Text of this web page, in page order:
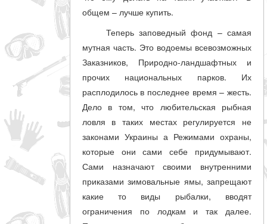
общем – лучше купить.
Теперь заповедный фонд – самая
мутная часть. Это водоемы всевозможных
Заказников, Природно-ландшафтных и
прочих национальных парков. Их
расплодилось в последнее время – жесть.
Дело в том, что любительская рыбная
ловля в таких местах регулируется не
законами Украины а Режимами охраны,
которые они сами себе придумывают.
Сами назначают своими внутренними
приказами зимовальные ямы, запрещают
какие то виды рыбалки, вводят
ограничения по лодкам и так далее.